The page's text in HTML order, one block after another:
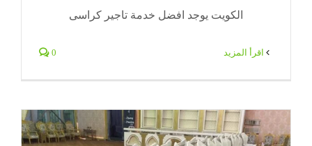
الكويت يوجد افضل خدمة تاجير كراسى
0